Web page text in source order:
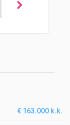
€ 163.000 k.k.